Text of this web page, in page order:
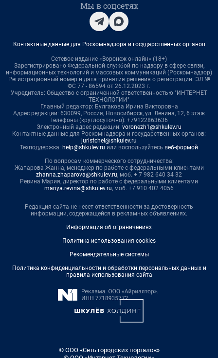
Мы в соцсетях
Контактные данные для Роскомнадзора и государственных органов
Сетевое издание «Воронеж онлайн» (18+)
Зарегистрировано Федеральной службой по надзору в сфере связи,
информационных технологий и массовых коммуникаций (Роскомнадзор)
Регистрационный номер и дата принятия решения о регистрации: ЭЛ №
ФС 77 - 86594 от 26.12.2023 г.
Учредитель: Общество с ограниченной ответственностью "ИНТЕРНЕТ
ТЕХНОЛОГИИ"
Главный редактор: Булгакова Ирина Викторовна
Адрес редакции: 630099, Россия, Новосибирск, ул. Ленина, 12, 6 этаж
Телефоны (круглосуточно): +79122863636
Электронный адрес редакции: voronezh1@shkulev.ru
Контактные данные для Роскомнадзора и государственных органов:
juristchel@shkulev.ru
Техподдержка: help@shkulev.ru или воспользуйтесь веб-формой
По вопросам коммерческого сотрудничества:
Жапарова Жанна, менеджер по работе с федеральными клиентами
zhanna.zhaparova@shkulev.ru, моб. + 7 982 640 34 32
Ревина Мария, директор по работе с федеральными клиентами
mariya.revina@shkulev.ru, моб. +7 910 402 4056
Редакция сайта не несет ответственности за достоверность
информации, содержащейся в рекламных объявлениях.
Информация об ограничениях
Политика использования cookies
Рекомендательные системы
Политика конфиденциальности и обработки персональных данных и
правила использования сайта
© ООО «Сеть городских порталов»